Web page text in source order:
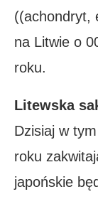
((achondryt,
na Litwie o
roku.
Litewska
Dzisiaj w tym
roku
japońskie